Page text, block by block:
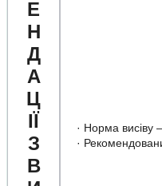
Е
Н
Д
А
Ц
ІЇ
З
В
· Норма висіву
·